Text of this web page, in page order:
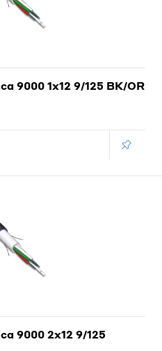
9000 1x12 9/125 BK/OR
9000 2x12 9/125